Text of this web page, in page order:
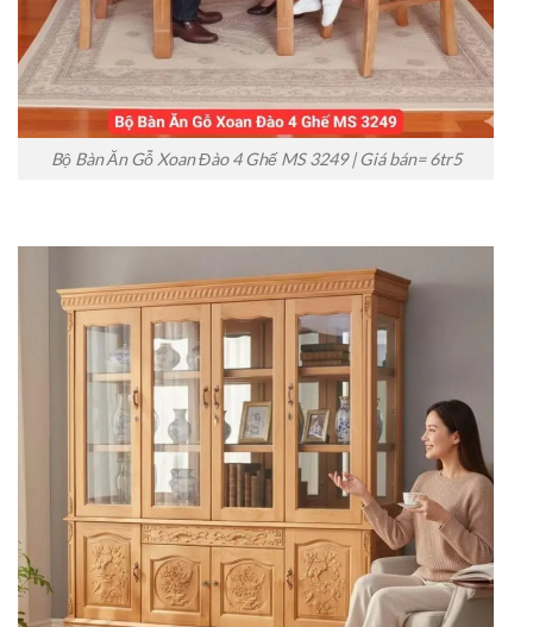
Bộ Bàn Ăn Gỗ Xoan Đào 4 Ghế MS 3249 | Giá bán= 6tr5